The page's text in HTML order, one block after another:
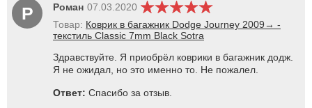
Р Роман 07.03.2020
Товар: Коврик в багажник Dodge Journey 2009→ -
текстиль Classic 7mm Black Sotra
Здравствуйте. Я приобрёл коврики в багажник додж.
Я не ожидал, но это именно то. Не пожалел.
Ответ: Спасибо за отзыв.